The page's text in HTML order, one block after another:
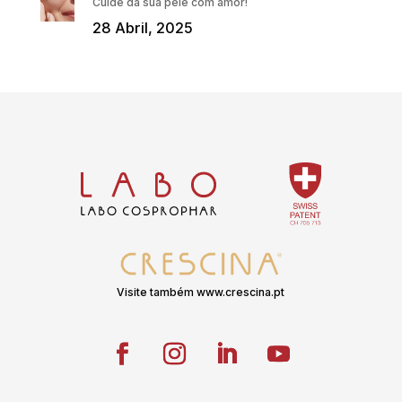
28 Abril, 2025
Visite também www.crescina.pt